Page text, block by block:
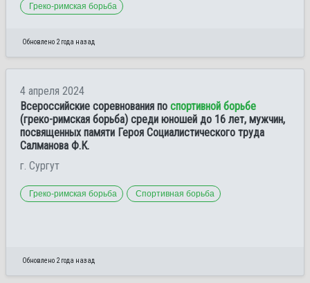
Греко-римская борьба
Обновлено 2 года назад
4 апреля 2024
Всероссийские соревнования по спортивной борьбе
(греко-римская борьба) среди юношей до 16 лет, мужчин,
посвященных памяти Героя Социалистического труда
Салманова Ф.К.
г. Сургут
Греко-римская борьба Спортивная борьба
Обновлено 2 года назад